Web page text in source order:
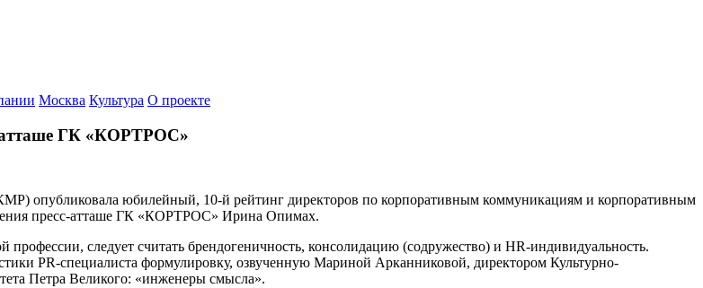
Москва Культура О проекте
атташе ГК «КОРТРОС»
опубликовала юбилейный, 10-й рейтинг директоров по корпоративным коммуникациям и корпоративным
пресс-атташе ГК «КОРТРОС» Ирина Опимах.
следует считать брендогеничность, консолидацию (содружество) и HR-индивидуальность.
PR-специалиста формулировку, озвученную Мариной Арканниковой, директором Культурно-
Петра Великого: «инженеры смысла».